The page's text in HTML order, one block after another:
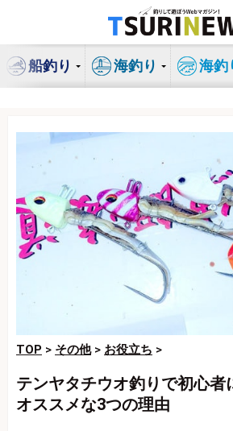
ン
船釣り 海釣り 海釣
TOP > その他> お役立ち >
テンヤタチウオ釣りで初心者
オススメな3つの理由